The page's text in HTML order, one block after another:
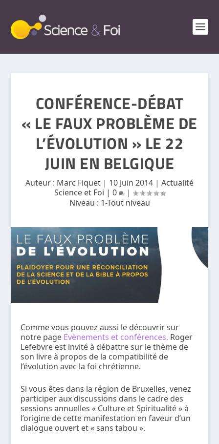
CONFÉRENCE-DÉBAT
« LE FAUX PROBLÈME DE
L’ÉVOLUTION » LE 22
JUIN EN BELGIQUE
Auteur : Marc Fiquet | 10 Juin 2014 | Actualité
Science et Foi | 0
|
Niveau : 1-Tout niveau
Comme vous pouvez aussi le découvrir sur
notre page Evènements et conférences, Roger
Lefebvre est invité à débattre sur le thème de
son livre à propos de la compatibilité de
l’évolution avec la foi chrétienne.
Si vous êtes dans la région de Bruxelles, venez
participer aux discussions dans le cadre des
sessions annuelles « Culture et Spiritualité » à
l’origine de cette manifestation en faveur d’un
dialogue ouvert et « sans tabou ».